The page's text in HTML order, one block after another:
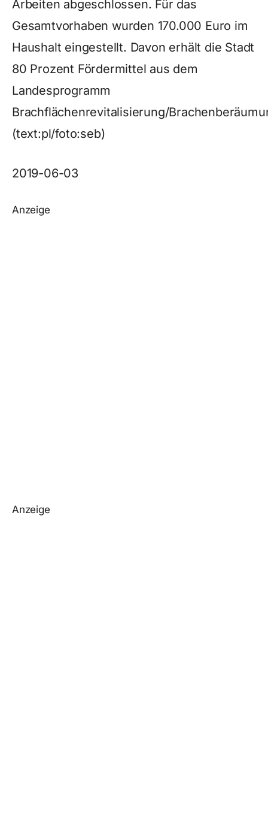
Arbeiten abgeschlossen. Für das
Gesamtvorhaben wurden 170.000 Euro im
Haushalt eingestellt. Davon erhält die Stadt
80 Prozent Fördermittel aus dem
Landesprogramm
Brachflächenrevitalisierung/
(text:pl/foto:seb)
2019-06-03
Anzeige
Anzeige